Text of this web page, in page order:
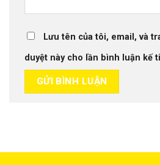
Lưu tên của tôi, email, và
duyệt này cho lần bình luận kế